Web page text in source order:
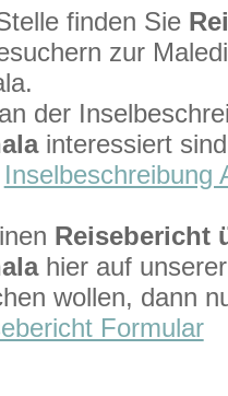
finden Sie
zur
der
interessiert
Inselbeschreibung
Reisebericht
hier auf
wollen, dann
Formular